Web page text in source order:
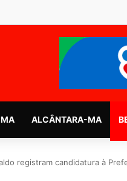
ALCÂNTARA-MA
registram candidatura à